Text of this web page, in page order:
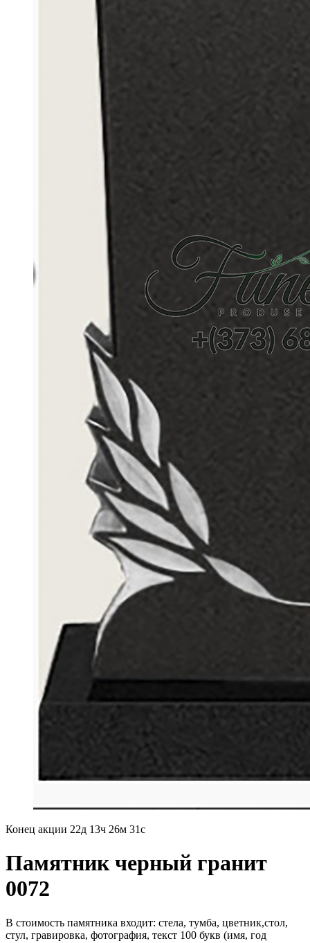
Конец акции 22д 13ч 26м 30с
Памятник черный гранит
0072
В стоимость памятника входит: стела, тумба, цветник,стол,
стул, гравировка, фотография, текст 100 букв (имя, год